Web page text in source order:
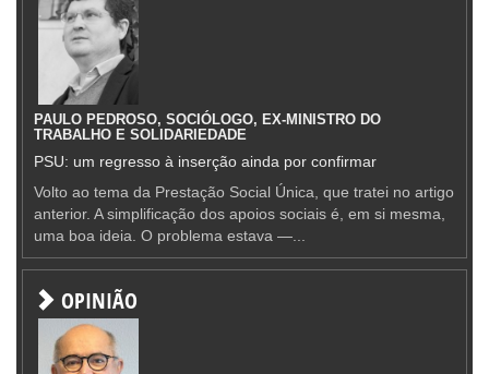
PAULO PEDROSO, SOCIÓLOGO, EX-MINISTRO DO
TRABALHO E SOLIDARIEDADE
PSU: um regresso à inserção ainda por confirmar
Volto ao tema da Prestação Social Única, que tratei no artigo
anterior. A simplificação dos apoios sociais é, em si mesma,
uma boa ideia. O problema estava —...
OPINIÃO